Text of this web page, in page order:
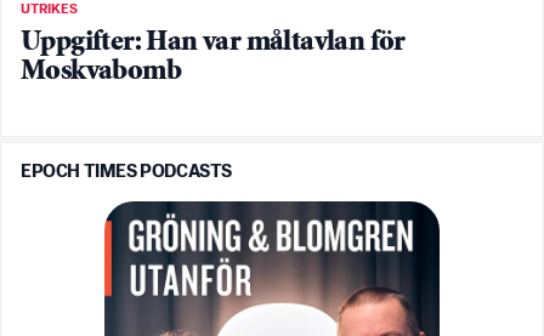
UTRIKES
Uppgifter: Han var måltavlan för
Moskvabomb
EPOCH TIMES PODCASTS